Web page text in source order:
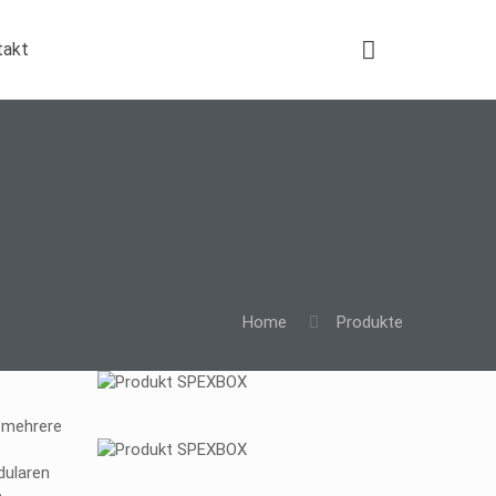
Home Produkte